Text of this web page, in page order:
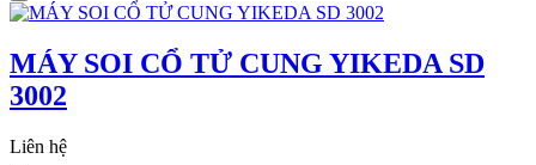
MÁY SOI CỔ TỬ CUNG YIKEDA SD
3002
Liên hệ